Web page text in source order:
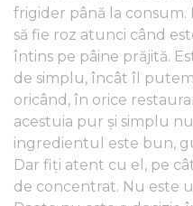
frigider până la
să fie roz atunci când
întins pe pâine prăjită.
de simplu, încât îl
oricând, în orice
acestuia pur și simplu
ingredientul este bun,
Dar fiţi atent cu el, pe
de concentrat. Nu este